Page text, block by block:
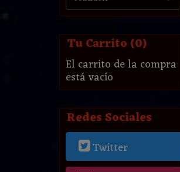
Tu Carrito (0)
El carrito de la compra
está vacío
Redes Sociales
Twitter